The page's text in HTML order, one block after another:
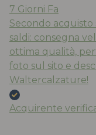
7 Giorni Fa
Secondo
saldi: consegna
ottima qualità,
foto sul sito e
Waltercalzature!
Acquirente